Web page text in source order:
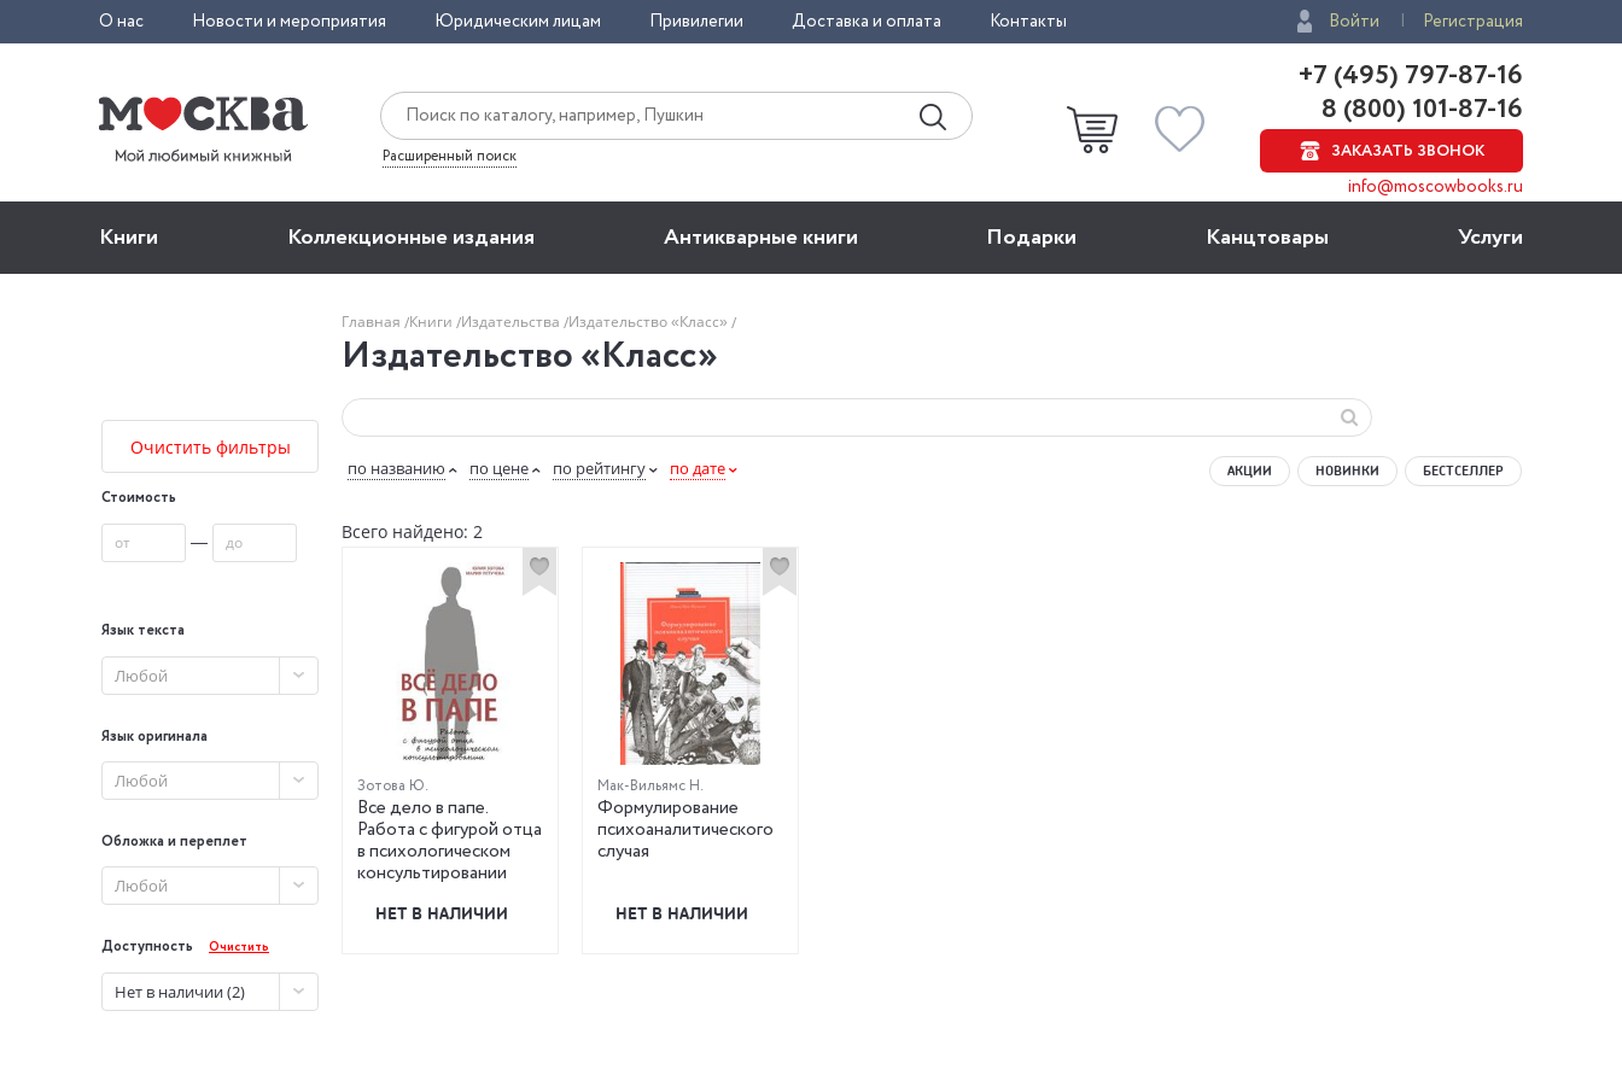
О нас Новости и мероприятия Юридическим лицам Привилегии Доставка и оплата Контакты Войти Регистрация
Расширенный поиск
+7 (495) 797-87-16
8 (800) 101-87-16
ЗАКАЗАТЬ ЗВОНОК
info@moscowbooks.ru
Книги Коллекционные издания Антикварные книги Подарки Канцтовары Услуги
Главная Книги Издательства Издательство «Класс»
Издательство «Класс»
Очистить фильтры
Стоимость
—
Язык текста
Любой
Язык оригинала
Любой
Обложка и переплет
Любой
Доступность Очистить
Нет в наличии (2)
по названию по цене по рейтингу по дате АКЦИИ НОВИНКИ БЕСТСЕЛЛЕР
Всего найдено: 2
Зотова Ю.
Все дело в папе.
Работа с фигурой отца
в психологическом
консультировании
НЕТ В НАЛИЧИИ
Мак-Вильямс Н.
Формулирование
психоаналитического
случая
НЕТ В НАЛИЧИИ